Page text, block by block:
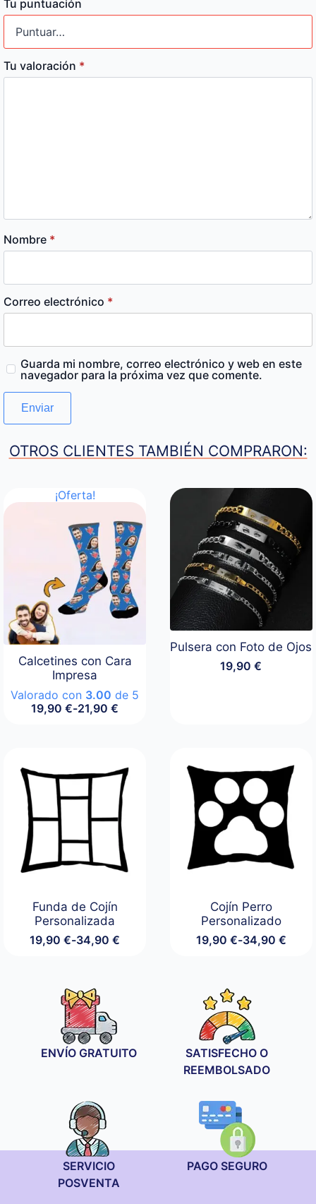
Tu puntuación
Tu valoración *
Nombre *
Correo electrónico *
Guarda mi nombre, correo electrónico y web en este
navegador para la próxima vez que comente.
OTROS CLIENTES TAMBIÉN COMPRARON:
¡Oferta!
Calcetines con Cara
Impresa
Valorado con 3.00 de 5
19,90€-21,90€
Rango
19,90 €
hasta
21,90 €
Pulsera con Foto de Ojos
19,90€
Funda de Cojín
Personalizada
19,90€-34,90€
Rango
desde
19,90 €
hasta
34,90 €
Cojín Perro
Personalizado
19,90 €-34,90 €
Rango
19,90 €
hasta
34,90 €
ENVÍO GRATUITO
SATISFECHO O
REEMBOLSADO
SERVICIO
POSVENTA
PAGO SEGURO